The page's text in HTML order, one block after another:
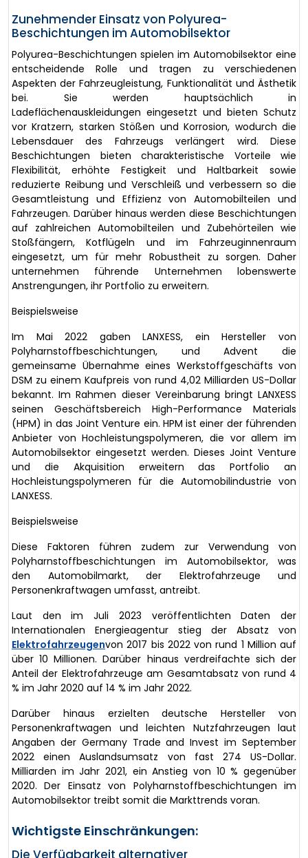
Zunehmender Einsatz von Polyurea-
Beschichtungen im Automobilsektor
Polyurea-Beschichtungen spielen im Automobilsektor eine
entscheidende Rolle und tragen zu verschiedenen
Aspekten der Fahrzeugleistung, Funktionalität und Ästhetik
bei. Sie werden hauptsächlich in
Ladeflächenauskleidungen eingesetzt und bieten Schutz
vor Kratzern, starken Stößen und Korrosion, wodurch die
Lebensdauer des Fahrzeugs verlängert wird. Diese
Beschichtungen bieten charakteristische Vorteile wie
Flexibilität, erhöhte Festigkeit und Haltbarkeit sowie
reduzierte Reibung und Verschleiß und verbessern so die
Gesamtleistung und Effizienz von Automobilteilen und
Fahrzeugen. Darüber hinaus werden diese Beschichtungen
auf zahlreichen Automobilteilen und Zubehörteilen wie
Stoßfängern, Kotflügeln und im Fahrzeuginnenraum
eingesetzt, um für mehr Robustheit zu sorgen. Daher
unternehmen führende Unternehmen lobenswerte
Anstrengungen, ihr Portfolio zu erweitern.
Beispielsweise
Im Mai 2022 gaben LANXESS, ein Hersteller von
Polyharnstoffbeschichtungen, und Advent die
gemeinsame Übernahme eines Werkstoffgeschäfts von
DSM zu einem Kaufpreis von rund 4,02 Milliarden US-Dollar
bekannt. Im Rahmen dieser Vereinbarung bringt LANXESS
seinen Geschäftsbereich High-Performance Materials
(HPM) in das Joint Venture ein. HPM ist einer der führenden
Anbieter von Hochleistungspolymeren, die vor allem im
Automobilsektor eingesetzt werden. Dieses Joint Venture
und die Akquisition erweitern das Portfolio an
Hochleistungspolymeren für die Automobilindustrie von
LANXESS.
Beispielsweise
Diese Faktoren führen zudem zur Verwendung von
Polyharnstoffbeschichtungen im Automobilsektor, was
den Automobilmarkt, der Elektrofahrzeuge und
Personenkraftwagen umfasst, antreibt.
Laut den im Juli 2023 veröffentlichten Daten der
Internationalen Energieagentur stieg der Absatz von
Elektrofahrzeugenvon 2017 bis 2022 von rund 1 Million auf
über 10 Millionen. Darüber hinaus verdreifachte sich der
Anteil der Elektrofahrzeuge am Gesamtabsatz von rund 4
% im Jahr 2020 auf 14 % im Jahr 2022.
Darüber hinaus erzielten deutsche Hersteller von
Personenkraftwagen und leichten Nutzfahrzeugen laut
Angaben der Germany Trade and Invest im September
2022 einen Auslandsumsatz von fast 274 US-Dollar.
Milliarden im Jahr 2021, ein Anstieg von 10 % gegenüber
2020. Der Einsatz von Polyharnstoffbeschichtungen im
Automobilsektor treibt somit die Markttrends voran.
Wichtigste Einschränkungen: